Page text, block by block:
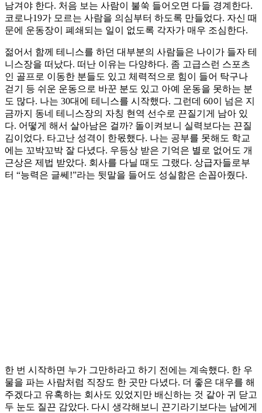
남겨야 한다. 처음 보는 사람이 불쑥 들어오면 다들 경계한다.
코로나19가 모르는 사람을 의심부터 하도록 만들었다. 자신 때
문에 운동장이 폐쇄되는 일이 없도록 각자가 매우 조심한다.
젊어서 함께 테니스를 하던 대부분의 사람들은 나이가 들자 테
니스장을 떠났다. 떠난 이유는 다양하다. 좀 고급스런 스포츠
인 골프로 이동한 분들도 있고 체력적으로 힘이 들어 탁구나
걷기 등 쉬운 운동으로 바꾼 분도 있고 아예 운동을 못하는 분
도 많다. 나는 30대에 테니스를 시작했다. 그런데 60이 넘은 지
금까지 동네 테니스장의 자칭 현역 선수로 끈질기게 남아 있
다. 어떻게 해서 살아남은 걸까? 돌이켜보니 실력보다는 끈질
김이었다. 타고난 성격이 한몫했다. 나는 공부를 못해도 학교
에는 꼬박꼬박 잘 다녔다. 우등상 받은 기억은 별로 없어도 개
근상은 제법 받았다. 회사를 다닐 때도 그랬다. 상급자들로부
터 “능력은 글쎄!”라는 뒷말을 들어도 성실함은 손꼽아줬다.
한 번 시작하면 누가 그만하라고 하기 전에는 계속했다. 한 우
물을 파는 사람처럼 직장도 한 곳만 다녔다. 더 좋은 대우를 해
주겠다고 유혹하는 회사도 있었지만 배신하는 것 같아 귀 닫고
두 눈도 질끈 감았다. 다시 생각해보니 끈기라기보다는 남에게